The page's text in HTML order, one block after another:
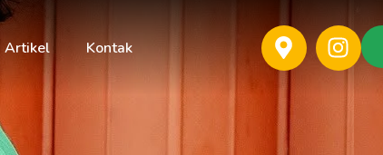
Artikel Kontak